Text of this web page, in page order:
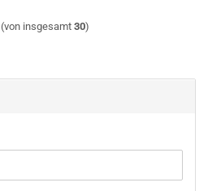
(von insgesamt 30)